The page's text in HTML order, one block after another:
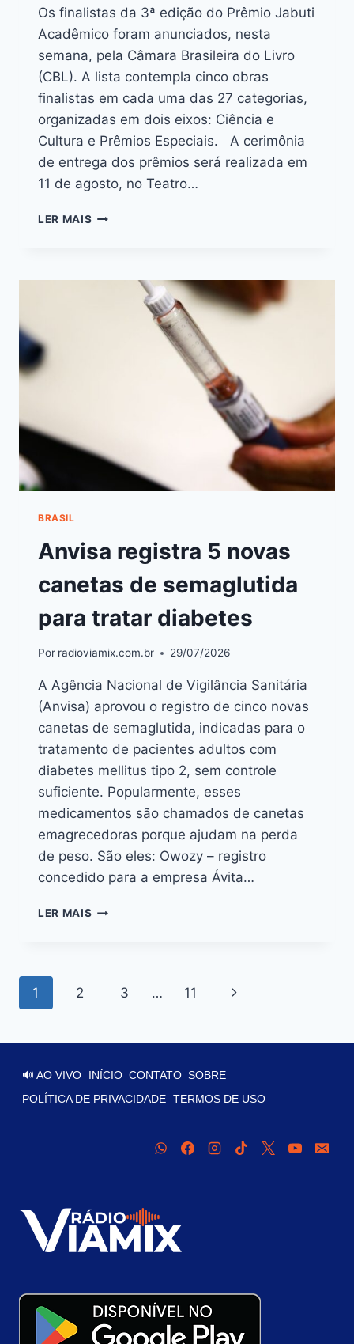
Os finalistas da 3ª edição do Prêmio Jabuti
Acadêmico foram anunciados, nesta
semana, pela Câmara Brasileira do Livro
(CBL). A lista contempla cinco obras
finalistas em cada uma das 27 categorias,
organizadas em dois eixos: Ciência e
Cultura e Prêmios Especiais. A cerimônia
de entrega dos prêmios será realizada em
11 de agosto, no Teatro…
LER MAIS
BRASIL
Anvisa registra 5 novas
canetas de semaglutida
para tratar diabetes
Por radioviamix.com.br 29/07/2026
A Agência Nacional de Vigilância Sanitária
(Anvisa) aprovou o registro de cinco novas
canetas de semaglutida, indicadas para o
tratamento de pacientes adultos com
diabetes mellitus tipo 2, sem controle
suficiente. Popularmente, esses
medicamentos são chamados de canetas
emagrecedoras porque ajudam na perda
de peso. São eles: Owozy – registro
concedido para a empresa Ávita…
LER MAIS
1 2 3 … 11
🔊 AO VIVO INÍCIO CONTATO SOBRE
POLÍTICA DE PRIVACIDADE TERMOS DE USO